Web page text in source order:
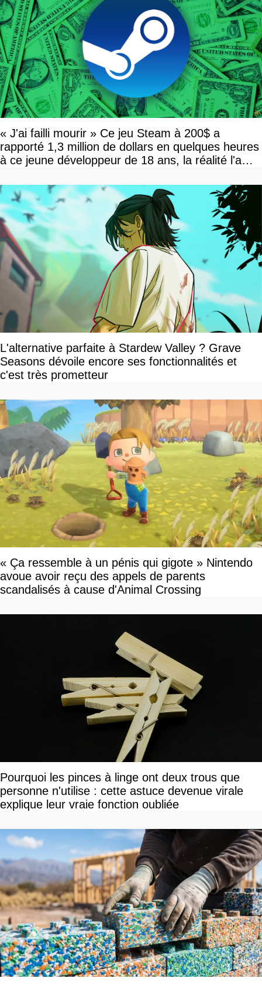
« J'ai failli mourir » Ce jeu Steam à 200$ a
rapporté 1,3 million de dollars en quelques heures
à ce jeune développeur de 18 ans, la réalité l'a
L'alternative parfaite à Stardew Valley ? Grave
Seasons dévoile encore ses fonctionnalités et
c'est très prometteur
« Ça ressemble à un pénis qui gigote » Nintendo
avoue avoir reçu des appels de parents
scandalisés à cause d'Animal Crossing
Pourquoi les pinces à linge ont deux trous que
personne n'utilise : cette astuce devenue virale
explique leur vraie fonction oubliée